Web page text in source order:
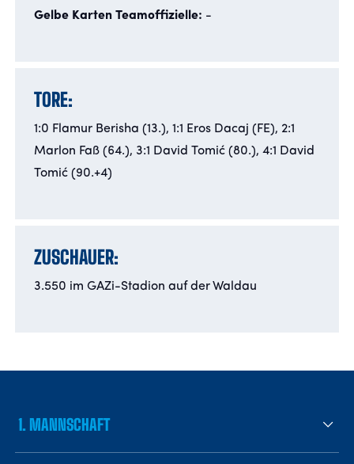
Gelbe Karten Teamoffizielle: -
TORE:
1:0 Flamur Berisha (13.), 1:1 Eros Dacaj (FE), 2:1
Marlon Faß (64.), 3:1 David Tomić (80.), 4:1 David
Tomić (90.+4)
ZUSCHAUER:
3.550 im GAZi-Stadion auf der Waldau
1. MANNSCHAFT